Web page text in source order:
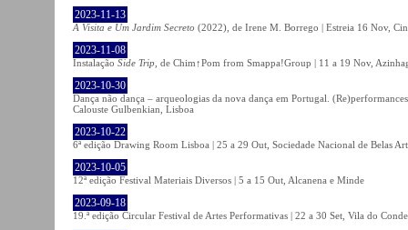
2023-11-13
A Visita e Um Jardim Secreto (2022), de Irene M. Borrego | Estreia 16 Nov,
2023-11-08
Instalação Side Trip , de Chim↑Pom from Smappa!Group | 11 a 19 Nov,
2023-10-30
Dança não dança – arqueologias da nova dança em Portugal.
Calouste Gulbenkian, Lisboa
2023-10-22
6ª edição Drawing Room Lisboa | 25 a 29 Out, Sociedade Nacional de Belas
2023-10-05
12ª edição Festival Materiais Diversos | 5 a 15 Out, Alcanena e Minde
2023-09-18
19.ª edição Circular Festival de Artes Performativas | 22 a 30 Set, Vila do Conde